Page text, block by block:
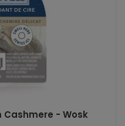
Cashmere - Wosk